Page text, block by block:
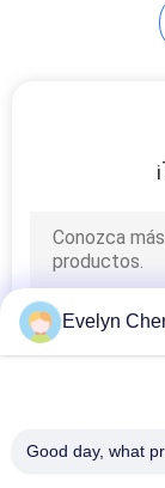
Evelyn
Good day, what